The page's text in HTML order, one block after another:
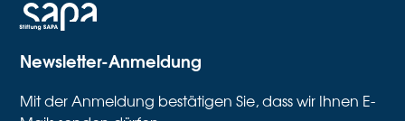
Newsletter-Anmeldung
Mit der Anmeldung bestätigen Sie, dass wir Ihnen E-